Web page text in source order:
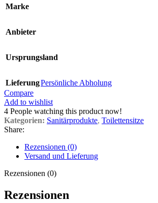
Marke
Anbieter
Ursprungsland
LieferungPersönliche Abholung
Compare
Add to wishlist
4 People watching this product now!
Kategorien: Sanitärprodukte, Toilettensitze
Share:
Rezensionen (0)
Versand und Lieferung
Rezensionen (0)
Rezensionen